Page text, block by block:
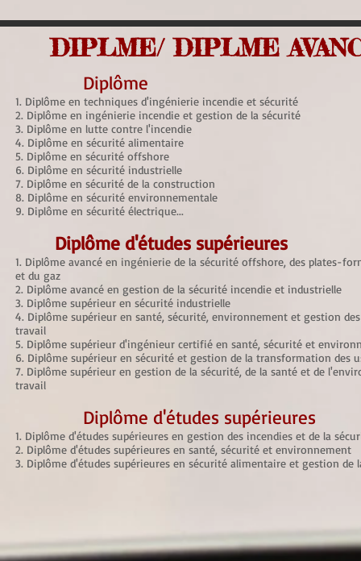
DIPLME/ DIPLME
Diplôme
1. Diplôme en techniques d'ingénierie incendie et sécurité
2. Diplôme en ingénierie incendie et gestion de la sécurité
3. Diplôme en lutte contre l'incendie
4. Diplôme en sécurité alimentaire
5. Diplôme en sécurité offshore
6. Diplôme en sécurité industrielle
7. Diplôme en sécurité de la construction
8. Diplôme en sécurité environnementale
9. Diplôme en sécurité électrique...
Diplôme d'études supérieures
1. Diplôme avancé en ingénierie de la sécurité offshore, des plates-
et du gaz
2. Diplôme avancé en gestion de la sécurité incendie et industrielle
3. Diplôme supérieur en sécurité industrielle
4. Diplôme supérieur en santé, sécurité, environnement et gestion
travail
5. Diplôme supérieur d'ingénieur certifié en santé, sécurité et
6. Diplôme supérieur en sécurité et gestion de la transformation des
7. Diplôme supérieur en gestion de la sécurité, de la santé et de
travail
Diplôme d'études supérieures
1. Diplôme d'études supérieures en gestion des incendies et de la
2. Diplôme d'études supérieures en santé, sécurité et environnement
3. Diplôme d'études supérieures en sécurité alimentaire et gestion de